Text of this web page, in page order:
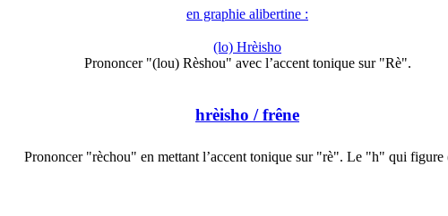
en graphie alibertine :
(lo) Hrèisho
Prononcer "(lou) Rèshou" avec l’accent tonique sur "Rè".
hrèisho / frêne
Prononcer "rèchou" en mettant l’accent tonique sur "rè". Le "h" qui